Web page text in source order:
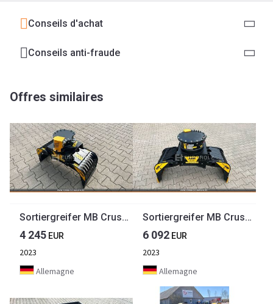
Conseils d'achat
Conseils anti-fraude
Offres similaires
Sortiergreifer MB Crusher MB-G350 S4 1,3 - 2,6 t Sortiergreifer MB Crusher MB-G350 S4 1,3 - 2,6 t
4 245 EUR
2023
Allemagne
Sortiergreifer MB Crusher MB-G450 S4 3,5-5,5 t Sortiergreifer MB Crusher MB-G450 S4 3,5-5,5 t
6 092 EUR
2023
Allemagne